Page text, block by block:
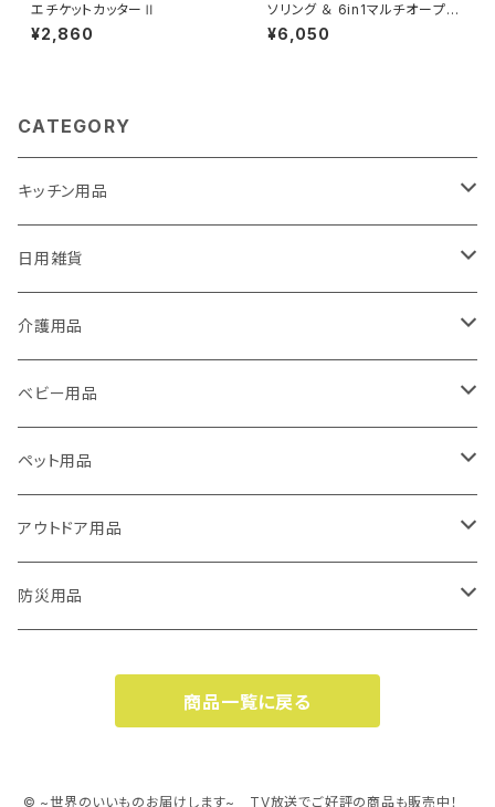
エチケットカッターⅡ
¥2,860
ソリング ＆ 6in1マルチオープナ
ー
¥6,050
CATEGORY
キッチン用品
包丁ナイフなどの刃物専用研ぎ器 ソリングミニDuo
万能研ぎ器ソリング
ソリング＆ムッキーナセット
ソリング＆オープナーセット
ピーラー
ムッキーナ
多機能オープナー
6in1マルチオープナー
イージーウォッシュセーフ ロール
キッチンバサミ
ハンディー真空器
日用雑貨
エチケットカッター
エチケットカッター
エチケットカッターⅡ
滑り止めマット
ここセーフ
フンバレルーナ
リフレッシュ・癒し
グリゴランプ
リネックス2
ハンディーシーラー
旅行用品
パーフェクトハンガー
多機能オープナー
介護用品
歩行杖
滑り止めマット
フンバレルーナ
多機能オープナー
イージーPON
ベビー用品
滑り止めマット・おむつ替えマット
フンバレルーナ
産毛お手入れ
エチケットカッターⅡ
ペット用品
爪切り
ルカット【LOOKUT】
多機能オープナー
エチケットカッター
ペット用マット
ここセーフ
アウトドア用品
マルチオープナー
ファイヤーパック（ボックス）
洗剤付キッチンペーパー
サイズが変わるフードコンテナ
防災用品
マルチオープナー
イージーPON
商品一覧に戻る
© ~世界のいいものお届けします~ TV放送でご好評の商品も販売中！